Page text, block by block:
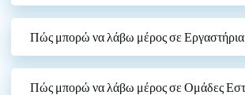
Πώς μπορώ να λάβω μέρος σε
Πώς μπορώ να λάβω μέρος σε Ομάδες